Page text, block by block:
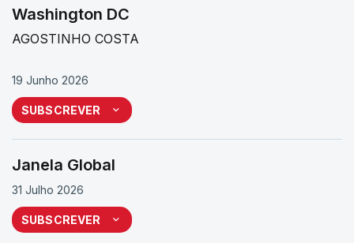
Washington DC
AGOSTINHO COSTA
19 Junho 2026
SUBSCREVER
Janela Global
31 Julho 2026
SUBSCREVER